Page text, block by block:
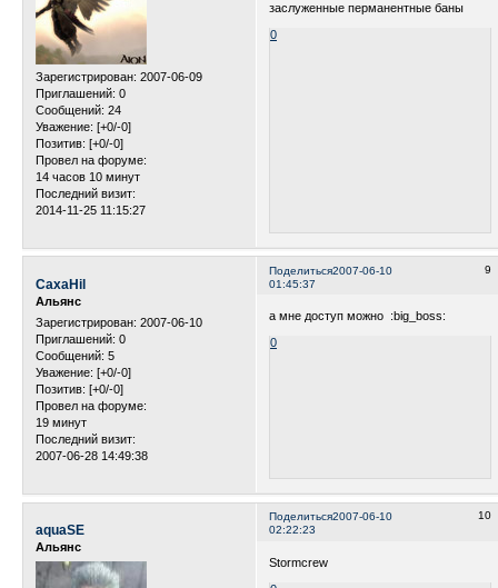
Зарегистрирован: 2007-06-09
Приглашений: 0
Сообщений: 24
Уважение: [+0/-0]
Позитив: [+0/-0]
Провел на форуме:
14 часов 10 минут
Последний визит:
2014-11-25 11:15:27
заслуженные перманентные баны
0
Поделиться 9
2007-06-10
01:45:37
CaxaHil
Альянс
Зарегистрирован: 2007-06-10
Приглашений: 0
Сообщений: 5
Уважение: [+0/-0]
Позитив: [+0/-0]
Провел на форуме:
19 минут
Последний визит:
2007-06-28 14:49:38
а мне доступ можно :big_boss:
0
Поделиться 10
2007-06-10
02:22:23
aquaSE
Альянс
Stormcrew